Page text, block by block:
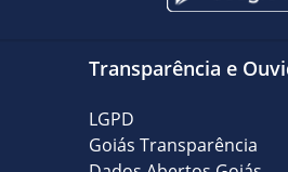
Transparência e
LGPD
Goiás Transparência